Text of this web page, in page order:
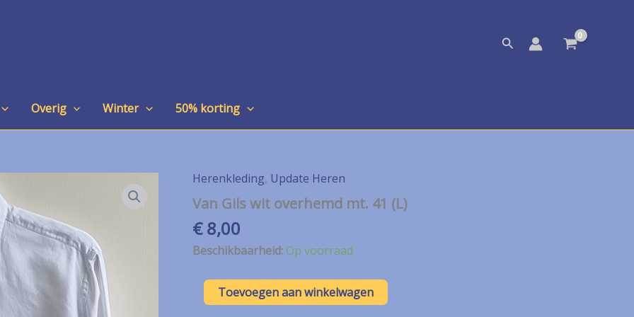
Zoeken
Overig Winter 50% korting
Herenkleding, Update Heren
Van Gils wit overhemd mt. 41 (L)
€8,00
Beschikbaarheid:Op voorraad
Van
Gils
Toevoegen aan winkelwagen